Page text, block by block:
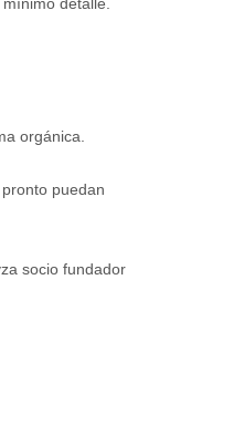
orgánica.
puedan
socio fundador